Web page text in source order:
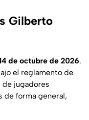
Gilberto
de octubre de 2026.
el reglamento de
de jugadores
de forma general,